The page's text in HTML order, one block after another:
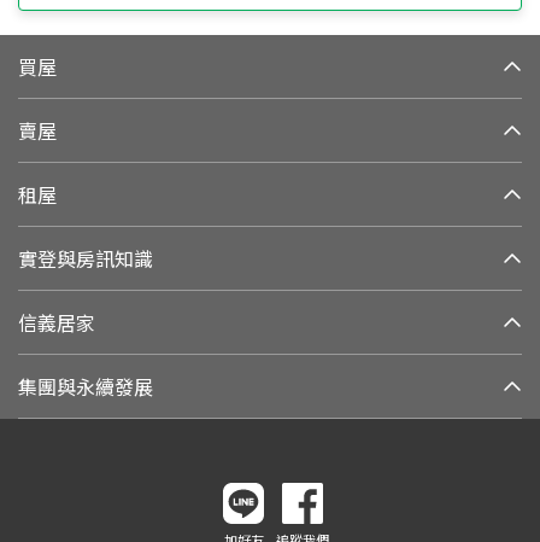
買屋
賣屋
租屋
實登與房訊知識
信義居家
集團與永續發展